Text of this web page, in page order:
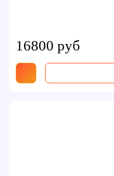
16800 руб